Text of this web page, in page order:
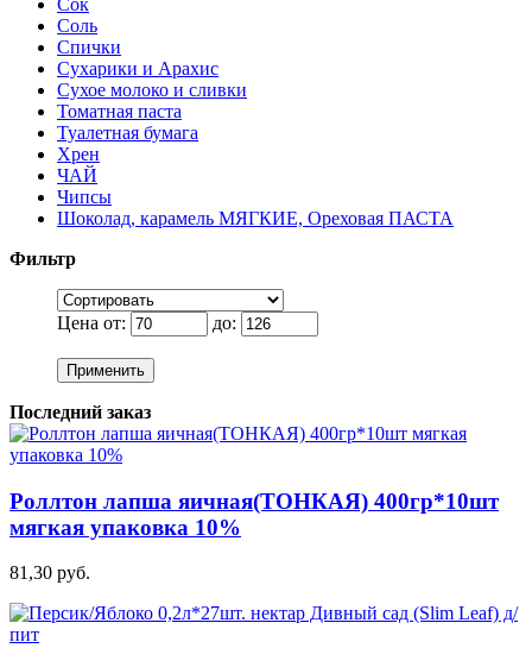
Сок
Соль
Спички
Сухарики и Арахис
Сухое молоко и сливки
Томатная паста
Туалетная бумага
Хрен
ЧАЙ
Чипсы
Шоколад, карамель МЯГКИЕ, Ореховая ПАСТА
Фильтр
Цена от: до:
Применить
Последний заказ
Роллтон лапша яичная(ТОНКАЯ) 400гр*10шт
мягкая упаковка 10%
81,30 руб.